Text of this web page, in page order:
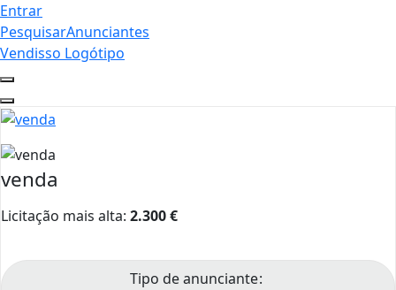
Entrar
PesquisarAnunciantes
Vendisso Logótipo
venda
Licitação mais alta: 2.300€
Tipo de anunciante